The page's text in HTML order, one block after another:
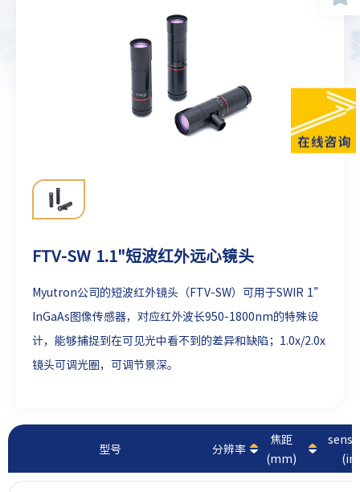
FTV-SW 1.1"短波红外远心镜头
Myutron公司的短波红外镜头（FTV-SW）可用于SWIR 1”
InGaAs图像传感器，对应红外波长950-1800nm的特殊设
计，能够捕捉到在可见光中看不到的差异和缺陷；1.0x/2.0x
镜头可调光圈，可调节景深。
型号 分辨率
焦距
(mm)